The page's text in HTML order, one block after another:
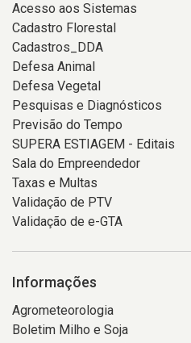
Acesso aos Sistemas
Cadastro Florestal
Cadastros_DDA
Defesa Animal
Defesa Vegetal
Pesquisas e Diagnósticos
Previsão do Tempo
SUPERA ESTIAGEM - Editais
Sala do Empreendedor
Taxas e Multas
Validação de PTV
Validação de e-GTA
Informações
Agrometeorologia
Boletim Milho e Soja